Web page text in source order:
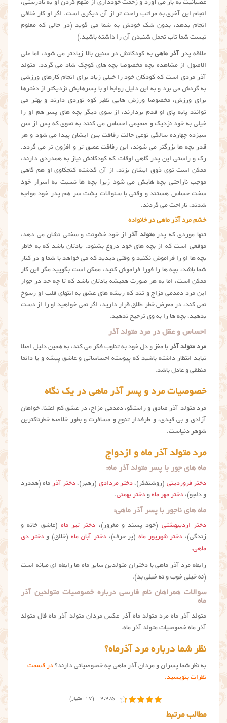
عصبانیت به بار می آورد و زحمت خودداری از متهم کردن او به نادرستی،
انجام این آخری به مراتب راحت تر از آن دیگری است. اگر او کار خلافی
انجام بدهد، بدون شک خودش به شما می گوید (در حالی که معلوم
نیست شما تاب تحمل شنیدن آن را داشته باشید.)
علاقه پدر آذر ماهیبه کودکانش در سنین بالا زیادتر می شود، اما علی
الاصول از مشاهده بچه مخصوصا بچه های کوچک شاد می گردد. متولد
آذر مردی است که کودکان خود را خیلی زیاد برای انجام کارهای ورزشی
به گردش می برد و به این دلیل روابط او با پسرهایش نزدیکتر از دخترها
برای ورزش، مخصوصا ورزش هایی نظیر کوه نوردی دارند و بهتر می
توانند پابه پای او قدم بردارند، از سوی دیگر بچه های پسر هم او را
خیلی به خود نزدیک و صمیمی احساس می کنند به نحوی که پس از سن
سیزده چهارده سالگی نوعی حالت رفاقت بین ایشان پیدا می شود و هر
قدر بچه ها بزرگتر می شوند، این رفاقت عمیق تر و افزون تر می گردد.
رک و راستی این پدر گاهی اوقات که کودکانش نیاز به همدردی دارند،
ممکن است توی ذوق ایشان بزند، از آن گذشته کنجکاوی او هم گاهی
موجب ناراحتی بچه هایش می شود زیرا بچه ها نسبت به اسرار خود
سخت حساس هستند و وقتی با سئوالات پشت سر هم پدر خود مواجه
شدند، ناراحت می گردند.
خشم مرد آذر ماهی در خانواده
تنها موردی که پدرمتولد آذراز خود خشونت و سختی نشان می دهد،
موقعی است که از بچه های خود دروغ بشنود. یادتان باشد که به خاطر
بچه ها او را فراموش نکنید و وقتی دیدید که می خواهد با شما و در کنار
شما باشد، بچه ها را فورا فراموش کنید، ممکن است بگویید مگر این کار
ممکن است، اما به هر صورت همیشه یادتان باشد که تا چه حد در جوار
این مرد دمدمی مزاج و تند که ریشه های عشق به انتهای قلب او رسوخ
نمی کند، در معرض خطر طلاق قرار دارید، اگر نمی خواهید او را از دست
بدهید، بچه ها را به وی ترجیح ندهید.
احساس و عقل در مرد متولد آذر
مرد متولد آذر با مغز و دل خود به تناوب فکر می کند، به همین دلیل اصلا
نباید انتظار داشته باشید که پیوسته احساساتی و عاشق پیشه و یا دائما
منطقی و عادل باشد.
خصوصیات مرد و پسر آذر ماهی در یک نگاه
مرد متولد آذر صادق و راستگو، دمدمی مزاج، در عشق کم اعتنا، خواهان
آزادی و بی قیدی، و طرفدار تنوع و مسافرت و بطور خلاصه خطرناکترین
شوهر دنیاست.
مرد متولد آذر ماه و ازدواج
ماه های جور با پسر متولد آذر ماه:
دختر فروردینی (روشنفکر)، دختر مردادی (رهبر)، دختر آذر ماه (همدرد
و دلجو)، دختر مهر ماه و دختر بهمنی.
ماه های ناجور با پسر آذر ماهی:
دختر اردیبهشتی (خود پسند و مغرور)، دختر تیر ماه (عاشق خانه و
زندگی)، دختر شهریور ماه(پر حرف)، دختر آبان ماه (خلاق) ودختر دی
ماهی.
رابطه مرد آذر ماهی با دختران متولدین سایر ماه ها رابطه ای میانه است
(نه خیلی خوب و نه خیلی بد).
سوالات همراهان نام فارسی درباره خصوصیات متولدین آذر
ماه
متولد آذر ماه مرد متولد ماه آذر عکس مردان متولد آذر ماه فال متولد
آذر ماه خصوصیات متولد آذر ماه.
نظر شما درباره مرد آذرماه؟
به نظر شما پسران و مردان آذر ماهی چه خصوصیاتی دارند؟ در قسمت
نظرات بنویسید.
4.4/5 - (17 امتیاز)
مطالب مرتبط